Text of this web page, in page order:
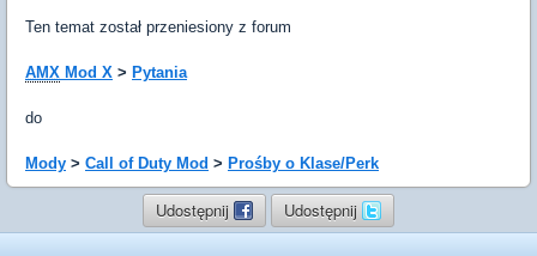
Ten temat został przeniesiony z forum
AMX Mod X > Pytania
do
Mody > Call of Duty Mod > Prośby o Klase/Perk
Udostępnij Udostępnij